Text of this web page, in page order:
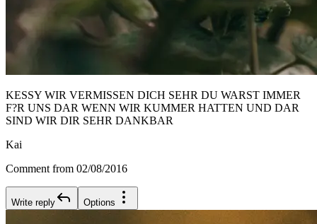
KESSY WIR VERMISSEN DICH SEHR DU WARST IMMER
F?R UNS DAR WENN WIR KUMMER HATTEN UND DAR
SIND WIR DIR SEHR DANKBAR
Kai
Comment from 02/08/2016
Write reply Options